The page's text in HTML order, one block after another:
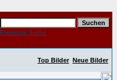
Erweiterte Suche
Top Bilder Neue Bilder